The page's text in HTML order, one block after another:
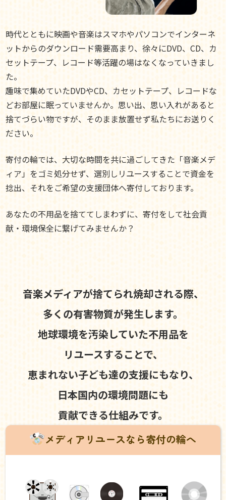
時代とともに映画や音楽はスマホやパソコンでインターネ
ットからのダウンロード需要高まり、徐々にDVD、CD、カ
セットテープ、レコード等活躍の場はなくなっていきまし
た。
趣味で集めていたDVDやCD、カセットテープ、レコードな
どお部屋に眠っていませんか。思い出、思い入れがあると
捨てづらい物ですが、そのまま放置せず私たちにお送りく
ださい。
寄付の輪では、大切な時間を共に過ごしてきた「音楽メデ
ィア」をゴミ処分せず、選別しリユースすることで資金を
捻出、それをご希望の支援団体へ寄付しております。
あなたの不用品を捨ててしまわずに、寄付をして社会貢
献・環境保全に繋げてみませんか？
音楽メディアが捨てられ焼却される際、
多くの有害物質が発生します。
地球環境を汚染していた不用品を
リユースすることで、
恵まれない子ども達の支援にもなり、
日本国内の環境問題にも
貢献できる仕組みです。
メディアリユースなら寄付の輪へ